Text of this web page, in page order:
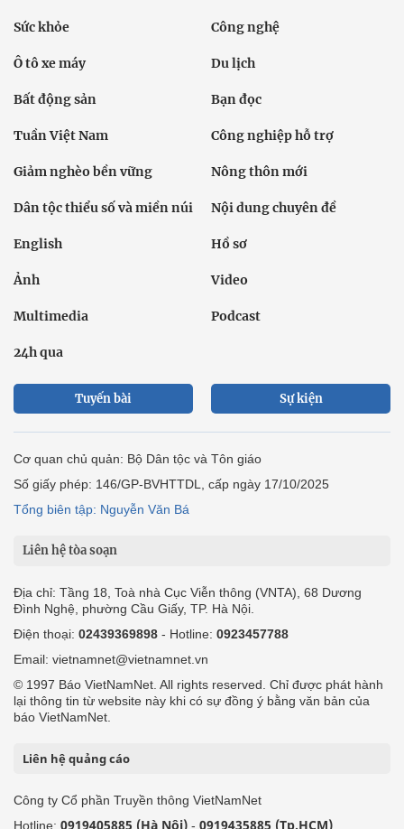
Sức khỏe Công nghệ
Ô tô xe máy Du lịch
Bất động sản Bạn đọc
Tuần Việt Nam Công nghiệp hỗ trợ
Giảm nghèo bền vững Nông thôn mới
Dân tộc thiểu số và miền núi Nội dung chuyên đề
English Hồ sơ
Ảnh Video
Multimedia Podcast
24h qua
Tuyến bài Sự kiện
Cơ quan chủ quản: Bộ Dân tộc và Tôn giáo
Số giấy phép: 146/GP-BVHTTDL, cấp ngày 17/10/2025
Tổng biên tập: Nguyễn Văn Bá
Liên hệ tòa soạn
Địa chỉ: Tầng 18, Toà nhà Cục Viễn thông (VNTA), 68 Dương
Đình Nghệ, phường Cầu Giấy, TP. Hà Nội.
Điện thoại: 02439369898 - Hotline: 0923457788
Email: vietnamnet@vietnamnet.vn
© 1997 Báo VietNamNet. All rights reserved. Chỉ được phát hành
lại thông tin từ website này khi có sự đồng ý bằng văn bản của
báo VietNamNet.
Liên hệ quảng cáo
Công ty Cổ phần Truyền thông VietNamNet
Hotline: 0919405885 (Hà Nội) - 0919435885 (Tp.HCM)